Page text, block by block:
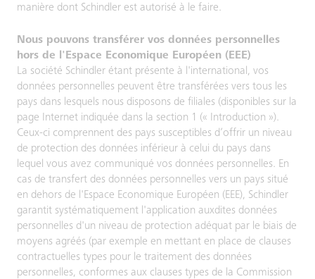
manière dont Schindler est autorisé à le faire.
Nous pouvons transférer vos données personnelles
hors de l'Espace Economique Européen (EEE)
La société Schindler étant présente à l'international, vos
données personnelles peuvent être transférées vers tous les
pays dans lesquels nous disposons de filiales (disponibles sur la
page Internet indiquée dans la section 1 (« Introduction »).
Ceux-ci comprennent des pays susceptibles d’offrir un niveau
de protection des données inférieur à celui du pays dans
lequel vous avez communiqué vos données personnelles. En
cas de transfert des données personnelles vers un pays situé
en dehors de l'Espace Economique Européen (EEE), Schindler
garantit systématiquement l'application auxdites données
personnelles d'un niveau de protection adéquat par le biais de
moyens agréés (par exemple en mettant en place de clauses
contractuelles types pour le traitement des données
personnelles, conformes aux clauses types de la Commission